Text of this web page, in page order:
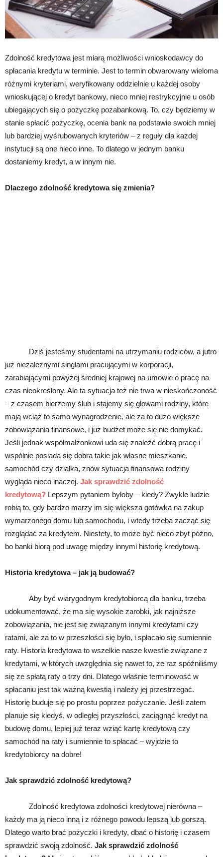
Zdolność kredytowa jest miarą możliwości wnioskodawcy do
spłacania kredytu w terminie. Jest to termin obwarowany wieloma
różnymi kryteriami, weryfikowany oddzielnie u każdej osoby
wnioskującej o kredyt bankowy, nieco mniej restrykcyjnie u osób
ubiegających się o pożyczkę pozabankową. To, czy będziemy w
stanie spłacić pożyczkę, ocenia bank na podstawie swoich mniej
lub bardziej wyśrubowanych kryteriów – z reguły dla każdej
instytucji są one nieco inne. To dlatego w jednym banku
dostaniemy kredyt, a w innym nie.
Dlaczego zdolność kredytowa się zmienia?
Dziś jesteśmy studentami na utrzymaniu rodziców, a jutro
już niezależnymi singlami pracującymi w korporacji,
zarabiającymi powyżej średniej krajowej na umowie o pracę na
czas nieokreślony. Ale ta sytuacja też nie trwa w nieskończoność
– z czasem bierzemy ślub i stajemy się głowami rodziny, które
mają wciąż to samo wynagrodzenie, ale za to dużo większe
zobowiązania finansowe, i już budżet może się nie domykać.
Jeśli jednak współmałżonkowi uda się znaleźć dobrą pracę i
wspólnie posiada się dobra takie jak własne mieszkanie,
samochód czy działka, znów sytuacja finansowa rodziny
wygląda nieco inaczej. Jak sprawdzić zdolność
kredytową? Lepszym pytaniem byłoby – kiedy? Zwykle ludzie
robią to, gdy bardzo marzy im się większa gotówka na zakup
wymarzonego domu lub samochodu, i wtedy trzeba zacząć się
rozglądać za kredytem. Niestety, to może być nieco zbyt późno,
bo banki biorą pod uwagę między innymi historię kredytową.
Historia kredytowa – jak ją budować?
Aby być wiarygodnym kredytobiorcą dla banku, trzeba
udokumentować, że ma się wysokie zarobki, jak najniższe
zobowiązania, nie jest się związanym innymi kredytami czy
ratami, ale za to w przeszłości się było, i spłacało się sumiennie
raty. Historia kredytowa to wszelkie nasze kwestie związane z
kredytami, w których uwzględnia się nawet to, że raz spóźniliśmy
się ze spłatą raty o trzy dni. Dlatego właśnie terminowość w
spłacaniu jest tak ważną kwestią i należy jej przestrzegać.
Historię buduje się po prostu poprzez pożyczanie. Jeśli zatem
planuje się kiedyś, w odległej przyszłości, zaciągnąć kredyt na
budowę domu, lepiej już teraz wziąć kartę kredytową czy
samochód na raty i sumiennie to spłacać – wyjdzie to
kredytobiorcy na dobre!
Jak sprawdzić zdolność kredytową?
Zdolność kredytowa zdolności kredytowej nierówna –
każdy ma ją nieco inną i z różnego powodu lepszą lub gorszą.
Dlatego warto brać pożyczki i kredyty, dbać o historię i czasem
sprawdzić swoją zdolność. Jak sprawdzić zdolność